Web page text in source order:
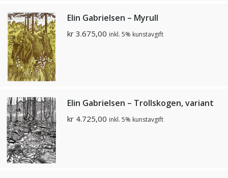
Elin Gabrielsen – Myrull
kr 3.675,00 inkl. 5% kunstavgift
Elin Gabrielsen – Trollskogen, variant
kr 4.725,00 inkl. 5% kunstavgift